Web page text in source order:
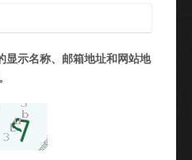
显示名称、邮箱地址和网站地